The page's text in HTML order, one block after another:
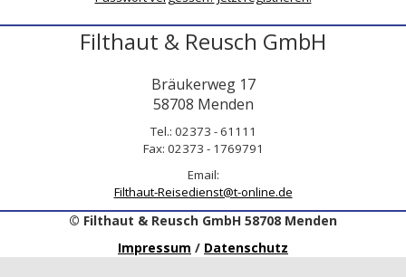
Filthaut & Reusch GmbH
Bräukerweg 17
58708 Menden
Tel.: 02373 - 61111
Fax: 02373 - 1769791
Email:
Filthaut-Reisedienst@t-online.de
© Filthaut & Reusch GmbH 58708 Menden
Impressum / Datenschutz